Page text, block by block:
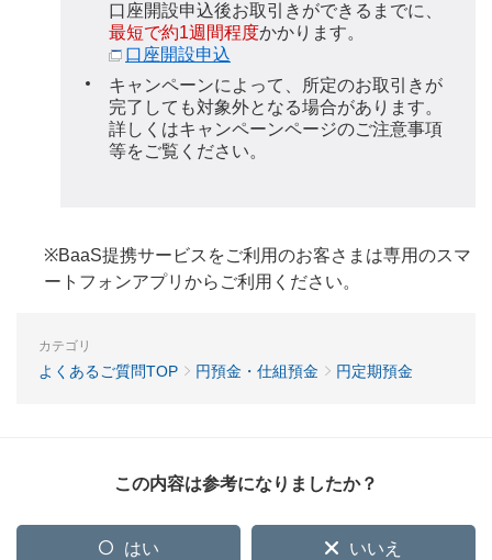
口座開設申込後お取引きができるまでに、
最短で約1週間程度かかります。
口座開設申込
キャンペーンによって、所定のお取引きが
完了しても対象外となる場合があります。
詳しくはキャンペーンページのご注意事項
等をご覧ください。
※BaaS提携サービスをご利用のお客さまは専用のスマ
ートフォンアプリからご利用ください。
カテゴリ
よくあるご質問TOP 円預金・仕組預金 円定期預金
この内容は参考になりましたか？
はい いいえ